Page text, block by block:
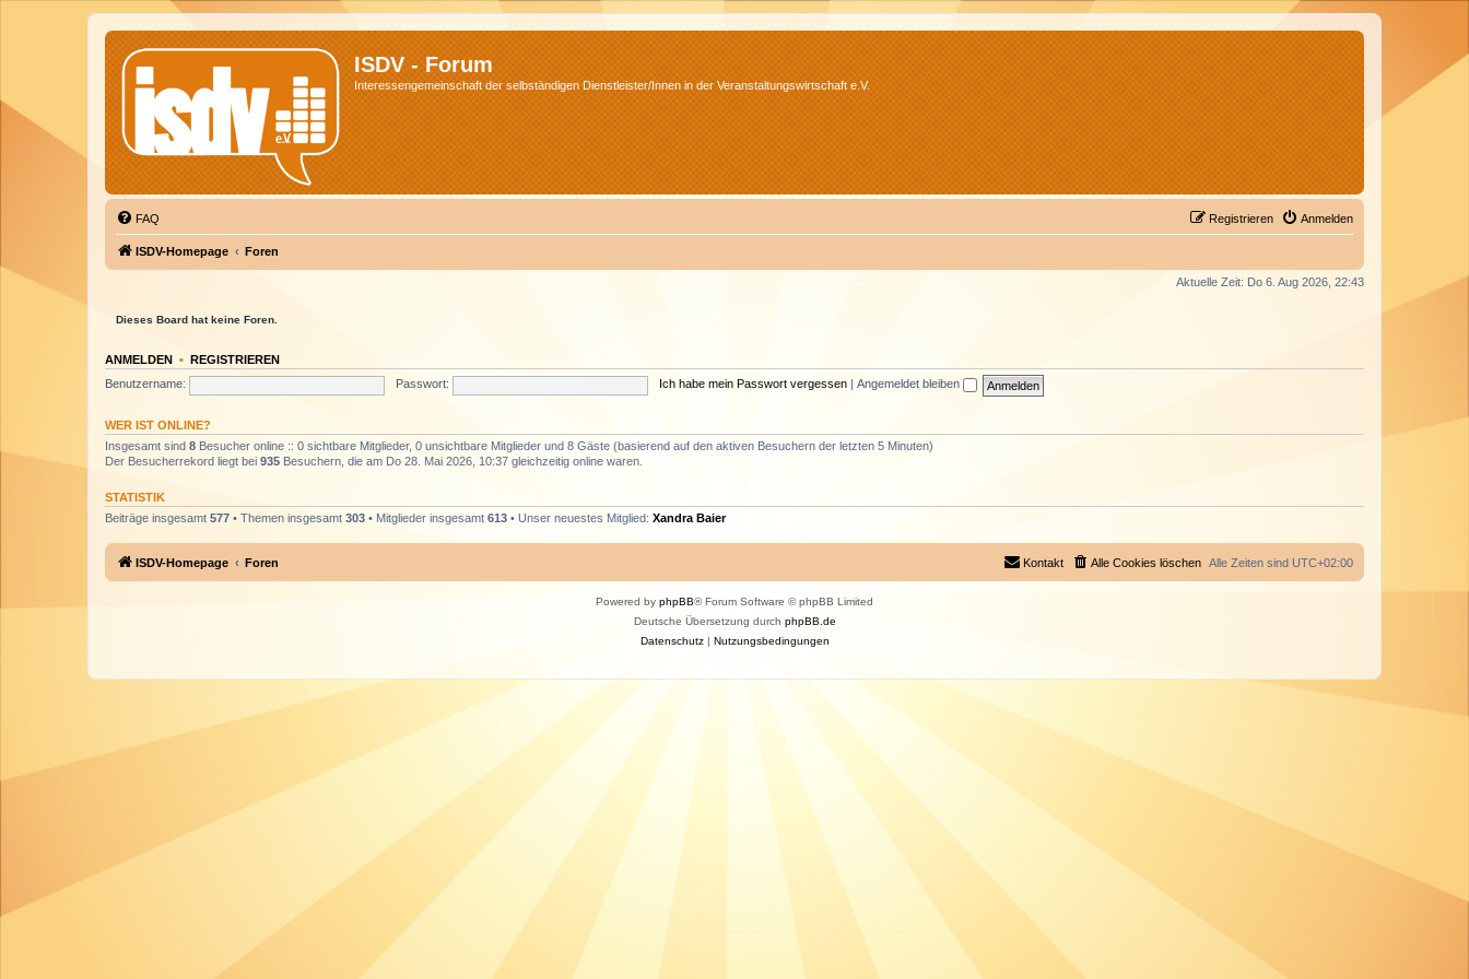
ISDV - Forum
Interessengemeinschaft der selbständigen Dienstleister/Innen in der Veranstaltungswirtschaft e.V.
FAQ Anmelden
Registrieren
ISDV-Homepage Foren
Aktuelle Zeit: Do 6. Aug 2026, 22:43
Dieses Board hat keine Foren.
ANMELDEN • REGISTRIEREN
Benutzername:
Passwort: Ich habe mein Passwort vergessen Angemeldet bleiben
WER IST ONLINE?
Insgesamt sind 8 Besucher online :: 0 sichtbare Mitglieder, 0 unsichtbare Mitglieder und 8 Gäste (basierend auf den aktiven Besuchern der letzten 5 Minuten)
Der Besucherrekord liegt bei 935 Besuchern, die am Do 28. Mai 2026, 10:37 gleichzeitig online waren.
STATISTIK
Beiträge insgesamt 577 • Themen insgesamt 303 • Mitglieder insgesamt 613 • Unser neuestes Mitglied: Xandra Baier
ISDV-Homepage Foren Alle Zeiten sind UTC+02:00
Alle Cookies löschen
Kontakt
Powered by phpBB® Forum Software © phpBB Limited
Deutsche Übersetzung durch phpBB.de
Datenschutz| Nutzungsbedingungen